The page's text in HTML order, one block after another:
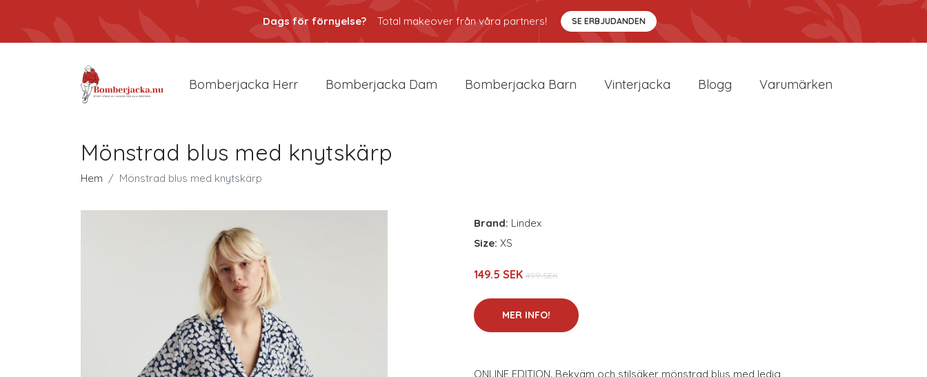
Dags för förnyelse? Total makeover från våra partners! SE ERBJUDANDEN
Bomberjacka Herr Bomberjacka Dam Bomberjacka Barn Vinterjacka Blogg Varumärken
Mönstrad blus med knytskärp
Hem Mönstrad blus med knytskärp
Brand: Lindex
Size: XS
149.5 SEK 499 SEK
MER INFO!
ONLINE EDITION. Bekväm och stilsäker mönstrad blus med ledig